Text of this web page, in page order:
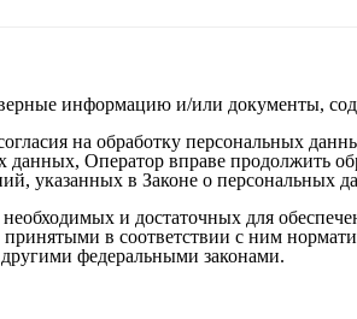
информацию и/или документы,
на обработку персональных
Оператор вправе продолжить
указанных в Законе о персональных
и достаточных для
в соответствии с ним
федеральными законами.